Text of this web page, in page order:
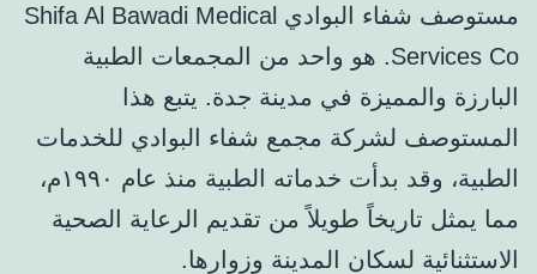
مستوصف شفاء البوادي Shifa Al Bawadi Medical
Services Co. هو واحد من المجمعات الطبية
البارزة والمميزة في مدينة جدة. يتبع هذا
المستوصف لشركة مجمع شفاء البوادي للخدمات
الطبية، وقد بدأت خدماته الطبية منذ عام ١٩٩٠م،
مما يمثل تاريخاً طويلاً من تقديم الرعاية الصحية
الاستثنائية لسكان المدينة وزوارها.